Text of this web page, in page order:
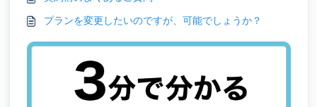
プランを変更したいのですが、可能でしょうか？